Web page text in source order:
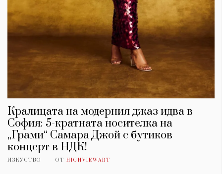
Кралицата на модерния джаз идва в
София: 5-кратната носителка на
„Грами“ Самара Джой с бутиков
концерт в НДК!
ИЗКУСТВО ОТ HIGHVIEWART